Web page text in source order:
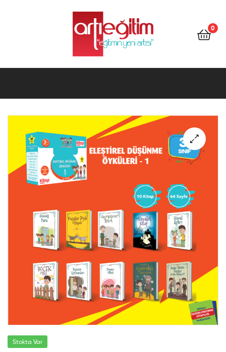
Artı
Kitap
0
🔍
Stokta Var